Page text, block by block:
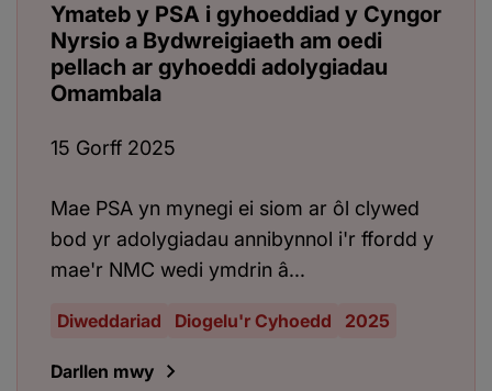
Ymateb y PSA i gyhoeddiad y Cyngor
Nyrsio a Bydwreigiaeth am oedi
pellach ar gyhoeddi adolygiadau
Omambala
15 Gorff 2025
Mae PSA yn mynegi ei siom ar ôl clywed
bod yr adolygiadau annibynnol i'r ffordd y
mae'r NMC wedi ymdrin â...
Diweddariad Diogelu'r Cyhoedd 2025
Darllen mwy